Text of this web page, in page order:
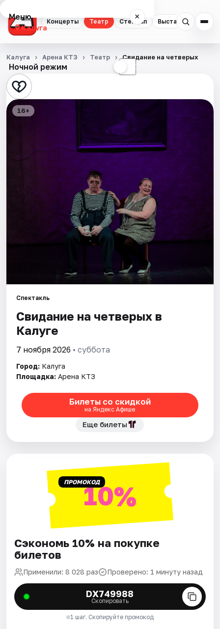
Концерты Театр Стендап Выставки Спорт
Меню ×
Калуга
Концерты
Театр
Стендап
Артисты
Ночной режим ☾
Калуга Арена КТЗ Театр Свидание на четверых
16+
Спектакль
Свидание на четверых в
Калуге
7 ноября 2026 • суббота
Город: Калуга
Площадка: Арена КТЗ
Билеты со скидкой
на Яндекс Афише
Еще билеты
ПРОМОКОД10%
Сэкономь 10% на покупке
билетов
Применили: 8 028 раз Проверено: 1 минуту назад
DX749988
Скопировать
1 шаг. Скопируйте промокод